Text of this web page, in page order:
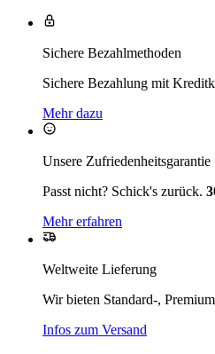
Sichere Bezahlmethoden
Sichere Bezahlung mit
Mehr dazu
Unsere Zufriedenheitsgarantie
Passt nicht? Schick's zurück.
Mehr erfahren
Weltweite Lieferung
Wir bieten Standard-,
Infos zum Versand